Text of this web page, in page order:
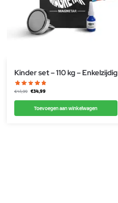
Kinder set – 110 kg – Enkelzijdig
€41,99 €34,99
Toevoegen aan winkelwagen